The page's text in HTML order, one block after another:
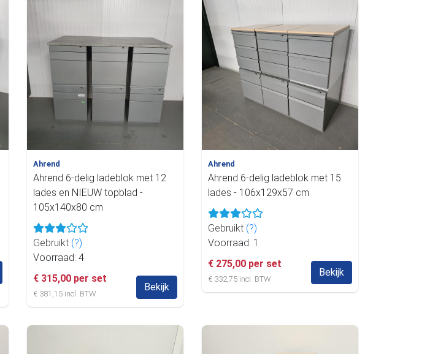
Ahrend
Ahrend 6-delig ladeblok met 12
lades en NIEUW topblad -
105x140x80 cm
Gebruikt (?)
Voorraad: 4
€ 315,00 per set
€ 381,15 incl. BTW
Bekijk
Ahrend
Ahrend 6-delig ladeblok met 15
lades - 106x129x57 cm
Gebruikt (?)
Voorraad: 1
€ 275,00 per set
€ 332,75 incl. BTW
Bekijk